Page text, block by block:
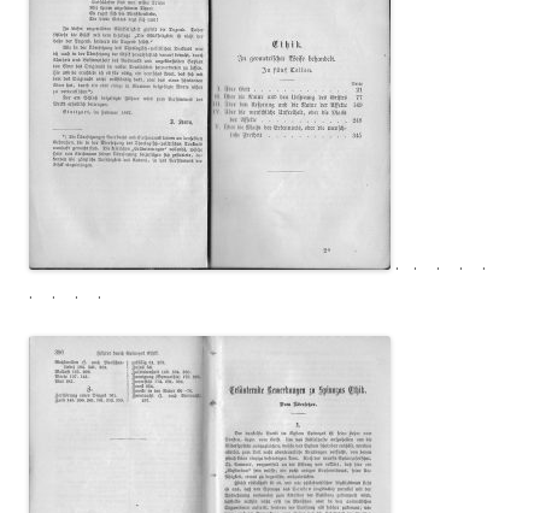
. . . . .
. . . .